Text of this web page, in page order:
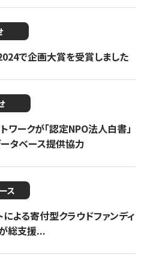
で企画大賞を受賞しました
ークが「認定NPO法人白書」
タベース提供協力
ス
よる寄付型クラウドファンディ
総支援...